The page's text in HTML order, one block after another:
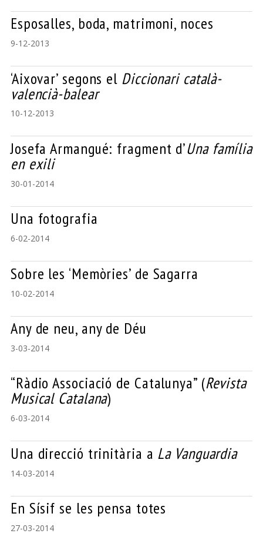
Esposalles, boda, matrimoni, noces
9-12-2013
‘Aixovar’ segons el Diccionari català-
valencià-balear
10-12-2013
Josefa Armangué: fragment d’Una família
en exili
30-01-2014
Una fotografia
6-02-2014
Sobre les ‘Memòries’ de Sagarra
10-02-2014
Any de neu, any de Déu
3-03-2014
“Ràdio Associació de Catalunya” (Revista
Musical Catalana)
6-03-2014
Una direcció trinitària a La Vanguardia
14-03-2014
En Sísif se les pensa totes
27-03-2014